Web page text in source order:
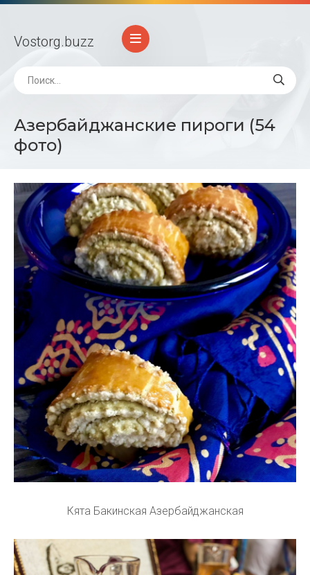
Vostorg.buzz
Азербайджанские пироги (54
фото)
Кята Бакинская Азербайджанская